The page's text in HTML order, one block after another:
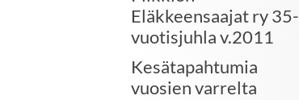
Eläkkeensaajat ry 35-
vuotisjuhla v.2011
Kesätapahtumia
vuosien varrelta